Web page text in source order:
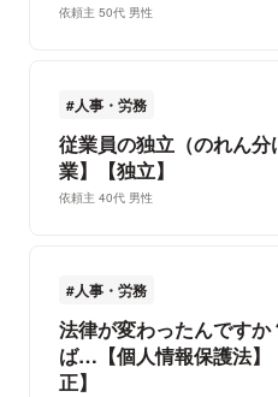
依頼主 50代 男性
人事・労務
従業員の独立（のれん
業】【独立】
依頼主 40代 男性
人事・労務
法律が変わったんです
ば…【個人情報保護法】
正】